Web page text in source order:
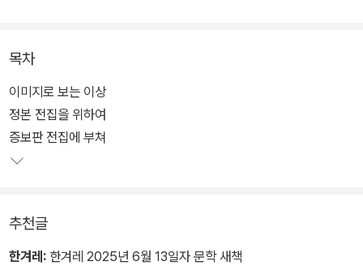
일부 주석도 참고하였다. 이전 전집에서 당시 조악한 영인본이나 복
사본을 바탕으로 작업하다 보니 글자 오류를 범했던 부분들이 있는
데, 특히 「지주회시」, 「동해」 등에서 그러한 부분들을 바로잡았다. 「봉
별기」, 「동해」, 「황소와 도깨비」, 「공포의 기록」, 「환시기」 등은 발표
시기를 고려해 이번에 배열 순서를 바꾸었다. 그리고 「불행한 계승」의
목차
이미지로 보는 이상
정본 전집을 위하여
증보판 전집에 부쳐
추천글
한겨레: 한겨레 2025년 6월 13일자 문학 새책